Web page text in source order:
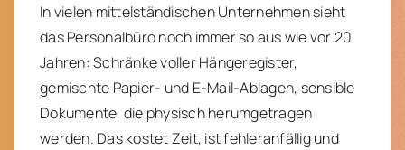
In vielen mittelständischen Unternehmen sieht
das Personalbüro noch immer so aus wie vor 20
Jahren: Schränke voller Hängeregister,
gemischte Papier- und E-Mail-Ablagen, sensible
Dokumente, die physisch herumgetragen
werden. Das kostet Zeit, ist fehleranfällig und